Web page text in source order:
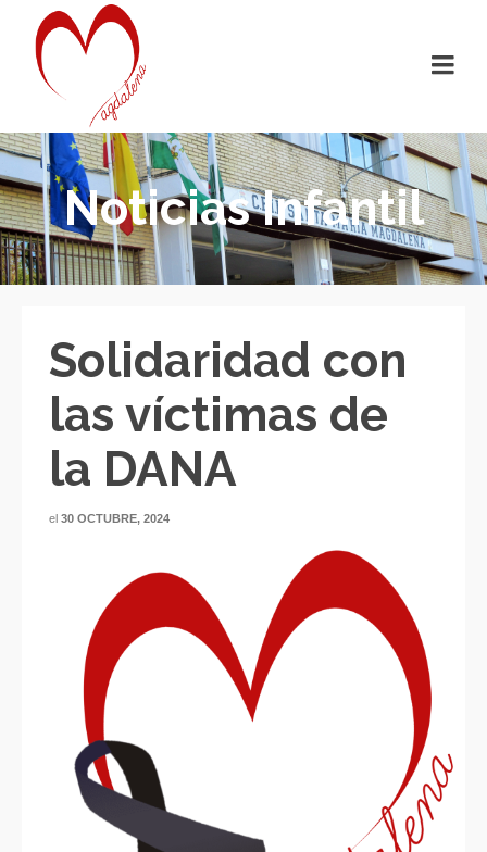
Noticias Infantil
Solidaridad con
las víctimas de
la DANA
el 30 OCTUBRE, 2024